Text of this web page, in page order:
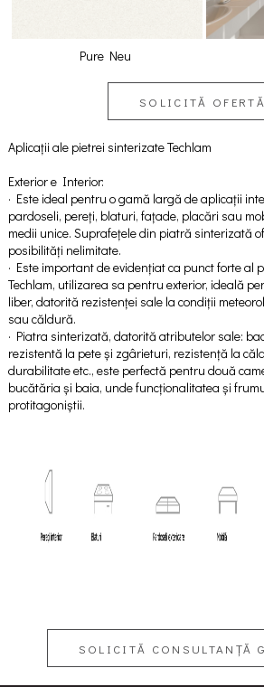
Pure Neu
SOLICITĂ OFERTĂ
Aplicații ale pietrei sinterizate Techlam
Exterior e Interior:
· Este ideal pentru o gamă largă de aplicații
pardoseli, pereți, blaturi, fațade, placări sau
medii unice. Suprafețele din piatră sinterizată
posibilități nelimitate.
· Este important de evidențiat ca punct forte al
Techlam, utilizarea sa pentru exterior, ideală
liber, datorită rezistenței sale la condiții
sau căldură.
· Piatra sinterizată, datorită atributelor sale:
rezistentă la pete și zgârieturi, rezistență la
durabilitate etc., este perfectă pentru două
bucătăria și baia, unde funcționalitatea și
protitagoniștii.
SOLICITĂ CONSULTANȚĂ